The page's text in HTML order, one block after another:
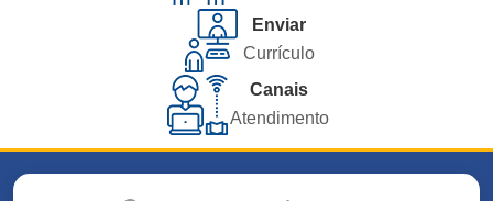
Enviar
Currículo
Canais
Atendimento